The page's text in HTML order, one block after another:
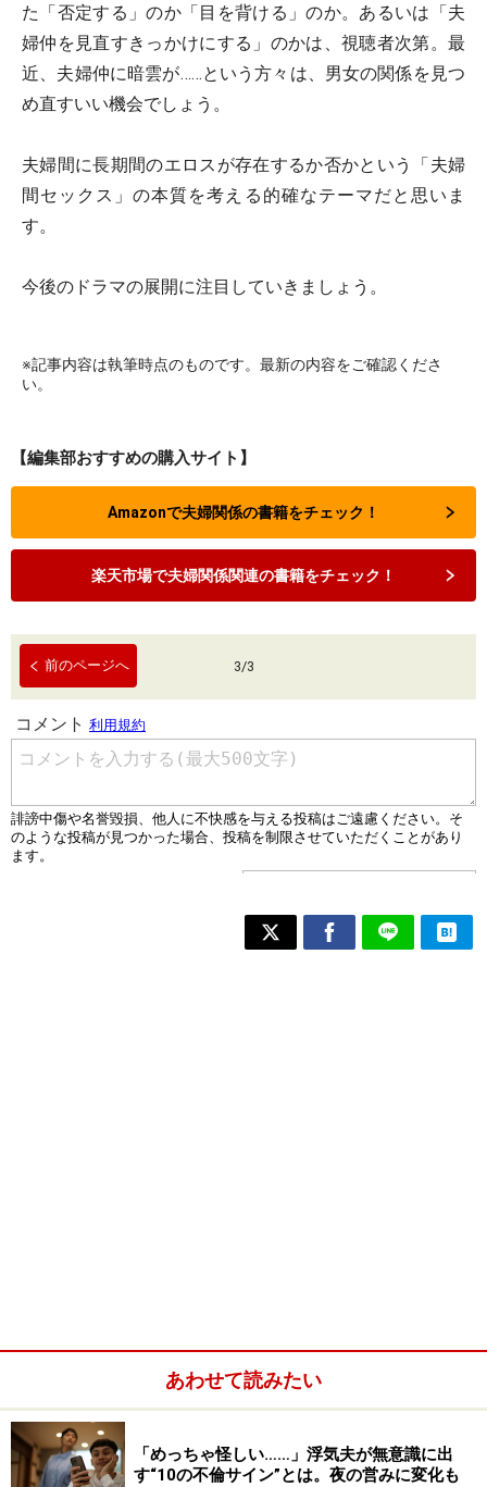
た「否定する」のか「目を背ける」のか。あるいは「夫
婦仲を見直すきっかけにする」のかは、視聴者次第。最
近、夫婦仲に暗雲が……という方々は、男女の関係を見つ
め直すいい機会でしょう。
夫婦間に長期間のエロスが存在するか否かという「夫婦
間セックス」の本質を考える的確なテーマだと思いま
す。
今後のドラマの展開に注目していきましょう。
※記事内容は執筆時点のものです。最新の内容をご確認くださ
い。
【編集部おすすめの購入サイト】
Amazonで夫婦関係の書籍をチェック！
楽天市場で夫婦関係関連の書籍をチェック！
前のページへ 3/3
あわせて読みたい
「めっちゃ怪しい……」浮気夫が無意識に出
す“10の不倫サイン”とは。夜の営みに変化も